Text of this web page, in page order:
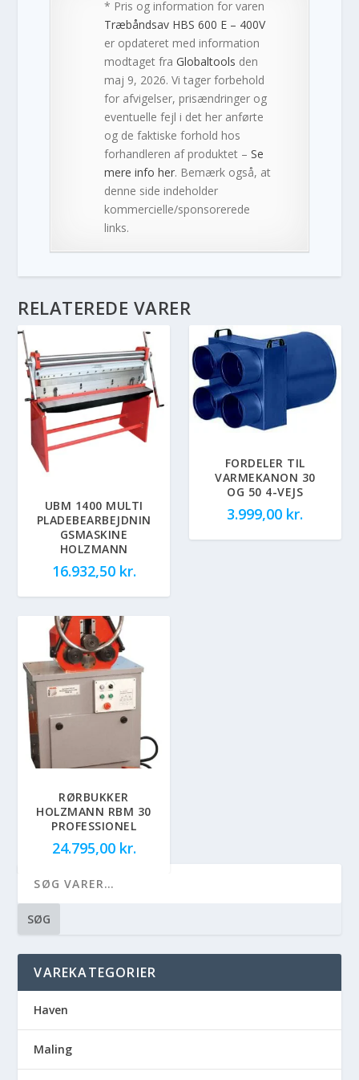
* Pris og information for varen
Træbåndsav HBS 600 E – 400V
er opdateret med information
modtaget fraGlobaltools den
maj 9, 2026. Vi tager forbehold
for afvigelser, prisændringer og
eventuelle fejl i det her anførte
og de faktiske forhold hos
forhandleren af produktet –Se
mere info her. Bemærk også, at
denne side indeholder
kommercielle/sponsorerede
links.
RELATEREDE VARER
UBM 1400 MULTI
PLADEBEARBEJDNIN
GSMASKINE
HOLZMANN
16.932,50 kr.
FORDELER TIL
VARMEKANON 30
OG 50 4-VEJS
3.999,00 kr.
RØRBUKKER
HOLZMANN RBM 30
PROFESSIONEL
24.795,00 kr.
SØG
VAREKATEGORIER
Haven
Maling